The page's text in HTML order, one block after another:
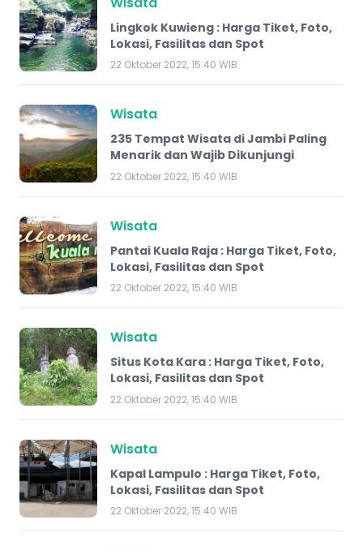
Lingkok Kuwieng : Harga Tiket, Foto,
Lokasi, Fasilitas dan Spot
22 Oktober 2022, 15:40 WIB
Wisata
235 Tempat Wisata di Jambi Paling
Menarik dan Wajib Dikunjungi
22 Oktober 2022, 15:40 WIB
Wisata
Pantai Kuala Raja : Harga Tiket, Foto,
Lokasi, Fasilitas dan Spot
22 Oktober 2022, 15:40 WIB
Wisata
​Situs Kota Kara : Harga Tiket, Foto,
Lokasi, Fasilitas dan Spot
22 Oktober 2022, 15:40 WIB
Wisata
Kapal Lampulo : Harga Tiket, Foto,
Lokasi, Fasilitas dan Spot
22 Oktober 2022, 15:40 WIB